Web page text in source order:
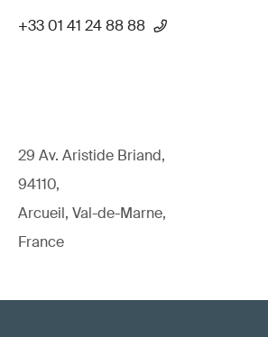
+33 01 41 24 88 88
29 Av. Aristide Briand,
94110,
Arcueil, Val-de-Marne,
France